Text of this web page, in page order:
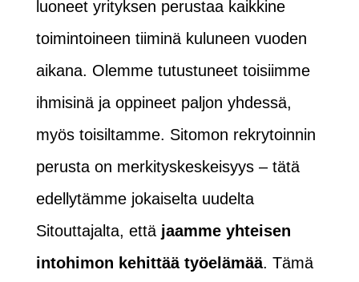
luoneet yrityksen perustaa kaikkine
toimintoineen tiiminä kuluneen vuoden
aikana. Olemme tutustuneet toisiimme
ihmisinä ja oppineet paljon yhdessä,
myös toisiltamme. Sitomon rekrytoinnin
perusta on merkityskeskeisyys – tätä
edellytämme jokaiselta uudelta
Sitouttajalta, että jaamme yhteisen
intohimon kehittää työelämää. Tämä